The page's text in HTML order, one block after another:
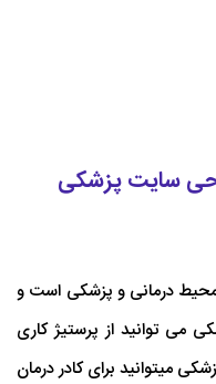
سایت پزشکی
درمانی و پزشکی است و
توانید از پرستیژ کاری
میتوانید برای کادر درمان